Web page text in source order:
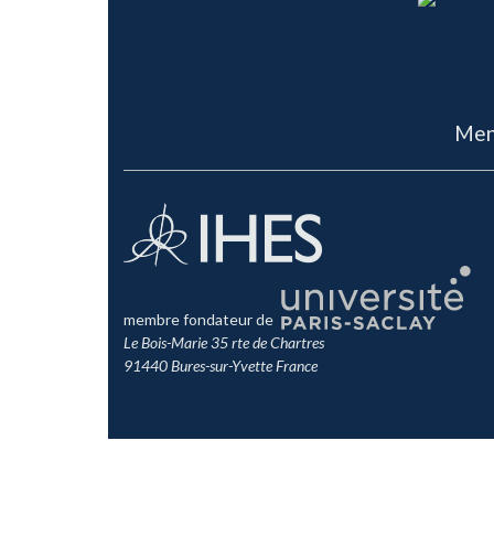
membre fondateur de
Le Bois-Marie 35 rte de Chartres
91440 Bures-sur-Yvette France